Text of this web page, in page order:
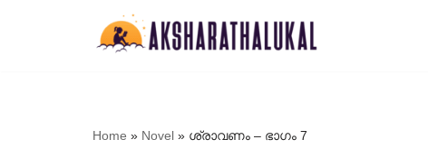
Home » Novel » ശ്രാവണം – ഭാഗം 7